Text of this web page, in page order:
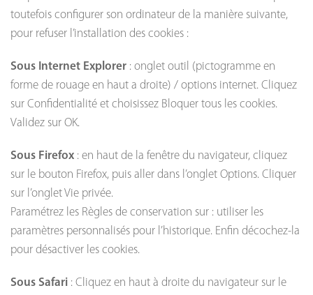
toutefois configurer son ordinateur de la manière suivante,
pour refuser l’installation des cookies :
Sous Internet Explorer : onglet outil (pictogramme en
forme de rouage en haut a droite) / options internet. Cliquez
sur Confidentialité et choisissez Bloquer tous les cookies.
Validez sur OK.
Sous Firefox : en haut de la fenêtre du navigateur, cliquez
sur le bouton Firefox, puis aller dans l’onglet Options. Cliquer
sur l’onglet Vie privée.
Paramétrez les Règles de conservation sur : utiliser les
paramètres personnalisés pour l’historique. Enfin décochez-la
pour désactiver les cookies.
Sous Safari : Cliquez en haut à droite du navigateur sur le